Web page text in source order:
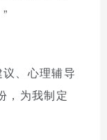
、心理辅导
，为我制定